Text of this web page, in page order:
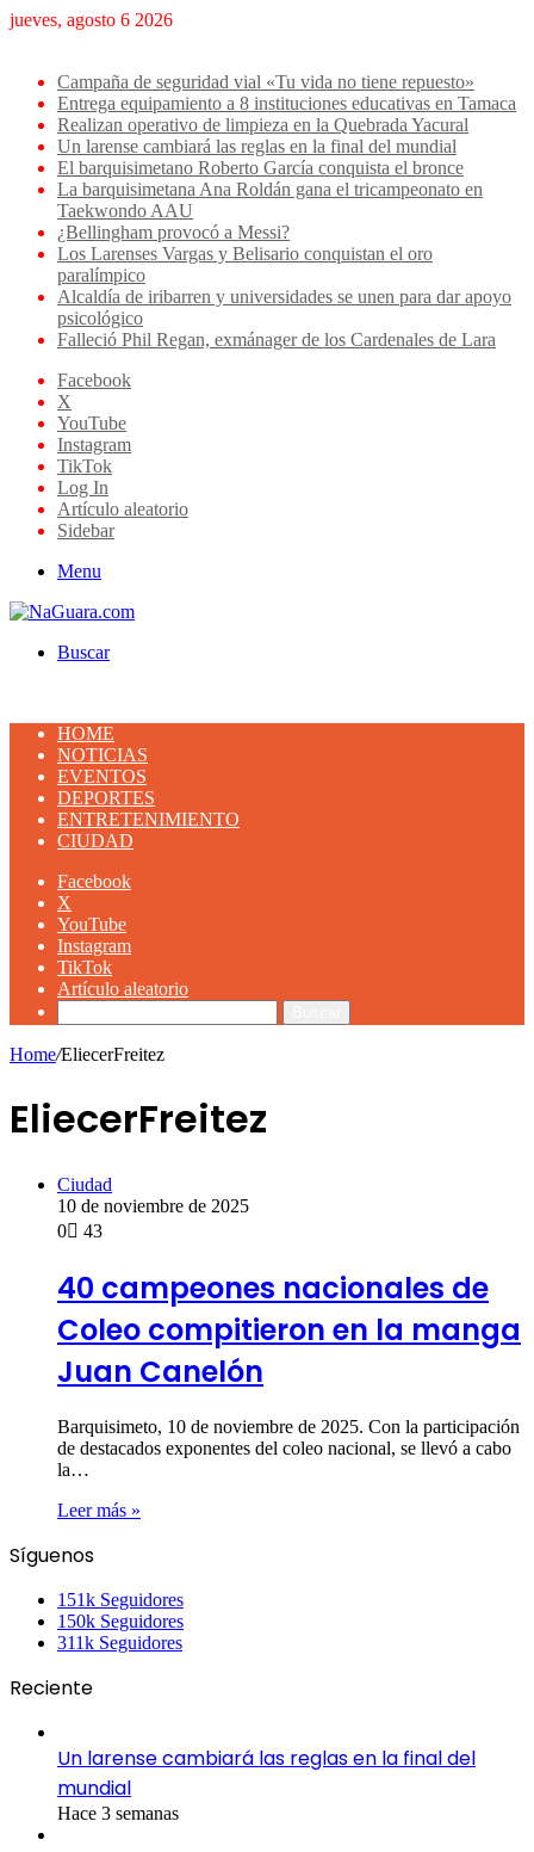
jueves, agosto 6 2026
Campaña de seguridad vial «Tu vida no tiene repuesto»
Entrega equipamiento a 8 instituciones educativas en Tamaca
Realizan operativo de limpieza en la Quebrada Yacural
Un larense cambiará las reglas en la final del mundial
El barquisimetano Roberto García conquista el bronce
La barquisimetana Ana Roldán gana el tricampeonato en
Taekwondo AAU
¿Bellingham provocó a Messi?
Los Larenses Vargas y Belisario conquistan el oro
paralímpico
Alcaldía de iribarren y universidades se unen para dar apoyo
psicológico
Falleció Phil Regan, exmánager de los Cardenales de Lara
Facebook
X
YouTube
Instagram
TikTok
Log In
Artículo aleatorio
Sidebar
Menu
Buscar
HOME
NOTICIAS
EVENTOS
DEPORTES
ENTRETENIMIENTO
CIUDAD
Facebook
X
YouTube
Instagram
TikTok
Artículo aleatorio
Home/EliecerFreitez
EliecerFreitez
Ciudad
10 de noviembre de 2025
0
43
40 campeones nacionales de
Coleo compitieron en la manga
Juan Canelón
Barquisimeto, 10 de noviembre de 2025. Con la participación
de destacados exponentes del coleo nacional, se llevó a cabo
la…
Leer más »
Síguenos
151k Seguidores
150k Seguidores
311k Seguidores
Reciente
Un larense cambiará las reglas en la final del
mundial
Hace 3 semanas